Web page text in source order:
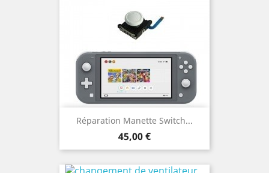
Réparation Manette Switch...
Prix
45,00 €